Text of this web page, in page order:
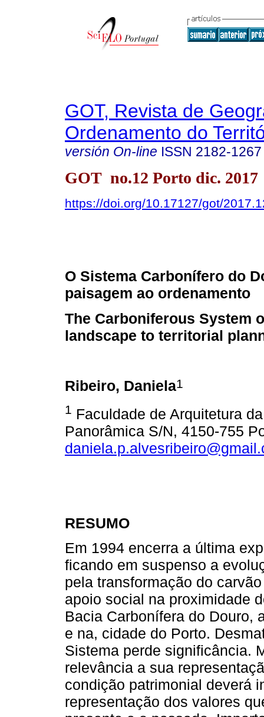
GOT, Revista de
Ordenamento do
versión On-line ISSN 2182-1267
GOT no.12 Porto dic. 2017
https://doi.org/10.17127/got/
O Sistema Carbonífero do
paisagem ao ordenamento
The Carboniferous System
landscape to territorial
Ribeiro, Daniela1
1 Faculdade de Arquitetura
Panorâmica S/N, 4150-755
RESUMO
Em 1994 encerra a última
ficando em suspenso a
pela transformação do
apoio social na proximidade
Bacia Carbonífera do Douro,
e na, cidade do Porto.
Sistema perde significância.
relevância a sua
condição patrimonial deverá
representação dos valores